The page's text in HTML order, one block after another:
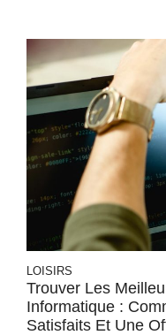
LOISIRS
Trouver Les
Informatique :
Satisfaits Et Une